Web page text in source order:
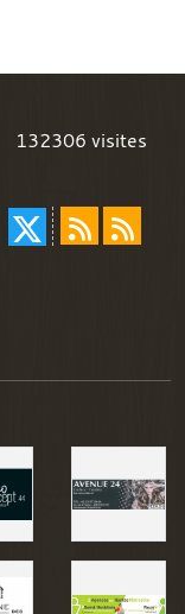
132306 visites